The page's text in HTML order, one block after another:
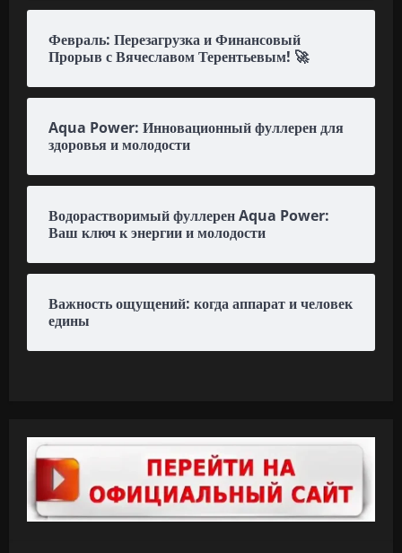
Февраль: Перезагрузка и Финансовый
Прорыв с Вячеславом Терентьевым! 🚀
Aqua Power: Инновационный фуллерен для
здоровья и молодости
Водорастворимый фуллерен Aqua Power:
Ваш ключ к энергии и молодости
Важность ощущений: когда аппарат и человек
едины